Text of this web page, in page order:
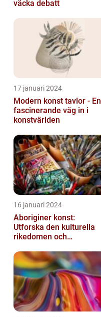
väcka debatt
17 januari 2024
Modern konst tavlor - En
fascinerande väg in i
konstvärlden
16 januari 2024
Aboriginer konst:
Utforska den kulturella
rikedomen och